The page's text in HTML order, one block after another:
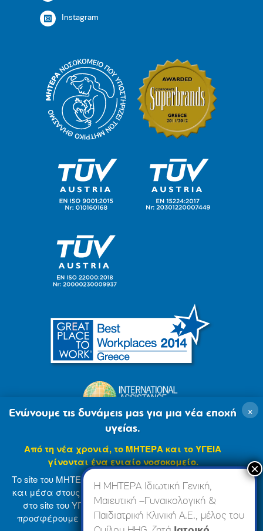
Instagram
© 2007-2024 ΜΗΤΕΡΑ Α.Ε Όροι Χρήσης
Η ΜΗΤΕΡΑ Ιδιωτική Γενική,
Μαιευτική –Γυναικολογική &
Παιδιατρική Κλινική Α.Ε., μέλος του
×
Ενώνουμε τις δυνάμεις μας για μια νέα εποχή
υγείας.
Από τη νέα χρονιά, το ΜΗΤΕΡΑ και το ΥΓΕΙΑ
γίνονται ένα ενιαίο νοσοκομείο.
Το site του ΜΗΤΕΡΑ βρίσκεται σε φάση ανανέωσης
και μέσα στους επόμενους μήνες θα ενσωματωθεί
στο site του ΥΓΕΙΑ (www.hygeia.gr), ώστε να σας
προσφέρουμε μια πιο ολοκληρωμένη και ενιαία